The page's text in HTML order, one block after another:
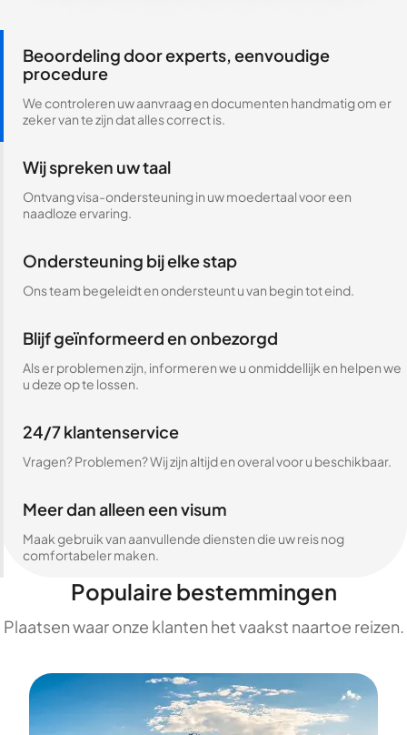
Beoordeling door experts, eenvoudige
procedure
We controleren uw aanvraag en documenten handmatig om er
zeker van te zijn dat alles correct is.
Wij spreken uw taal
Ontvang visa-ondersteuning in uw moedertaal voor een
naadloze ervaring.
Ondersteuning bij elke stap
Ons team begeleidt en ondersteunt u van begin tot eind.
Blijf geïnformeerd en onbezorgd
Als er problemen zijn, informeren we u onmiddellijk en helpen we
u deze op te lossen.
24/7 klantenservice
Vragen? Problemen? Wij zijn altijd en overal voor u beschikbaar.
Meer dan alleen een visum
Maak gebruik van aanvullende diensten die uw reis nog
comfortabeler maken.
Populaire bestemmingen
Plaatsen waar onze klanten het vaakst naartoe reizen.